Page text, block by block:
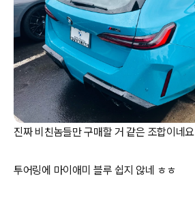
진짜 비친놈들만 구매할 거 같은 조합이네요
투어링에 마이애미 블루 쉽지 않네 ㅎㅎ